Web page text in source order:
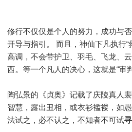
修行不仅仅是个人的努力，成功与
开导与指引。 而且，神仙下凡执行“
高调，不会带护卫、羽毛、飞龙、
西。等一个凡人的决心，这就是“审判
陶弘景的《贞奥》记载了庆陵真人
智慧，露出丑相，或衣衫褴褛，如
法试之，必不认之，不知者不可试